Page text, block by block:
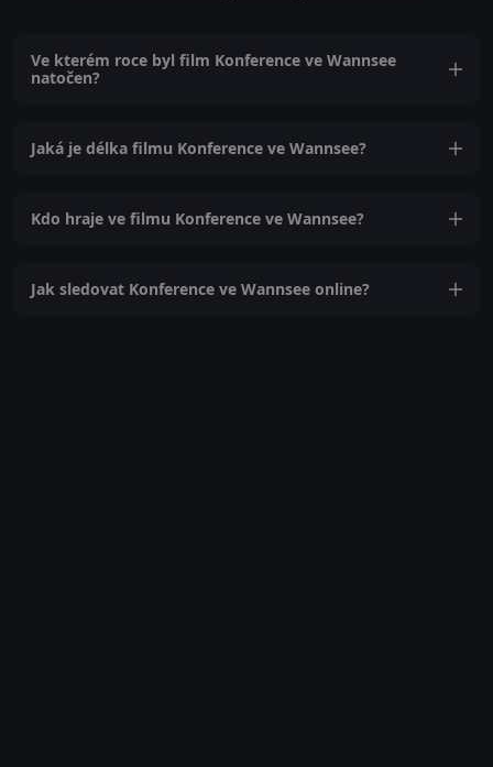
Ve kterém roce byl film Konference ve Wannsee
natočen?
Jaká je délka filmu Konference ve Wannsee?
Kdo hraje ve filmu Konference ve Wannsee?
Jak sledovat Konference ve Wannsee online?